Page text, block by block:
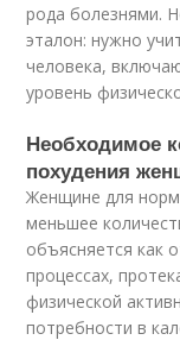
рода болезнями.
эталон: нужно
человека,
уровень
Необходимое
похудения
Женщине для
меньшее
объясняется как
процессах,
физической
потребности в